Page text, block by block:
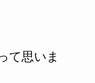
て思いま